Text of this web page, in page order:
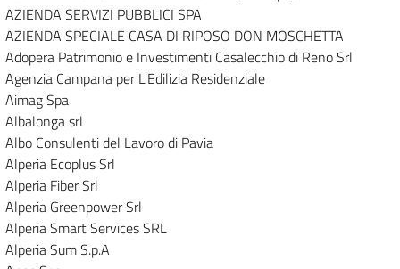
AZIENDA SERVIZI PUBBLICI SPA
AZIENDA SPECIALE CASA DI RIPOSO DON MOSCHETTA
Adopera Patrimonio e Investimenti Casalecchio di Reno Srl
Agenzia Campana per L'Edilizia Residenziale
Aimag Spa
Albalonga srl
Albo Consulenti del Lavoro di Pavia
Alperia Ecoplus Srl
Alperia Fiber Srl
Alperia Greenpower Srl
Alperia Smart Services SRL
Alperia Sum S.p.A